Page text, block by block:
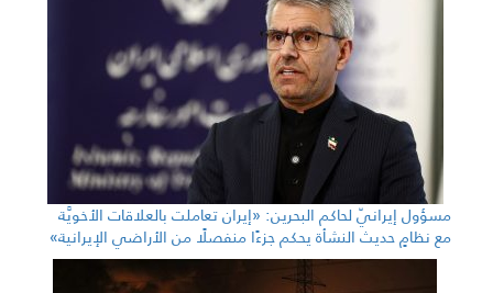
مسؤول إيرانيّ لحاكم البحرين: «إيران تعاملت بالعلاقات الأخويَّة
مع نظامٍ حديث النشأة يحكم جزءًا منفصلًا من الأراضي الإيرانية»